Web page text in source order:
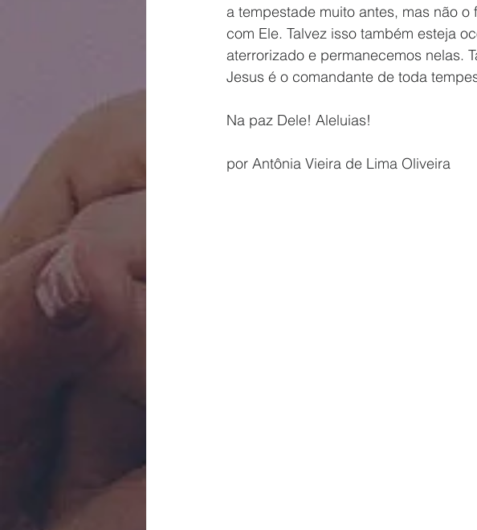
a tempestade muito antes, mas não
com Ele. Talvez isso também esteja
aterrorizado e permanecemos nelas.
Jesus é o comandante de toda
Na paz Dele! Aleluias!
por Antônia Vieira de Lima Oliveira